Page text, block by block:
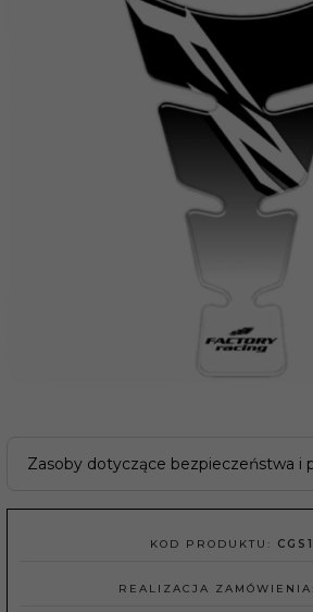
Zasoby dotyczące bezpieczeństwa i
KOD PRODUKTU:
REALIZACJA